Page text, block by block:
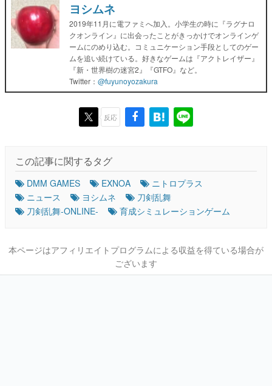
ヨシムネ
2019年11月に電ファミへ加入。小学生の時に『ラグナロ
クオンライン』に出会ったことがきっかけでオンラインゲ
ームにのめり込む。コミュニケーション手段としてのゲー
ムを追い続けている。好きなゲームは『アクトレイザー』
『新・世界樹の迷宮2』『GTFO』など。
Twitter： @fuyunoyozakura
反応
この記事に関するタグ
DMM GAMES EXNOA
ニトロプラス
ニュース
ヨシムネ
刀剣乱舞
刀剣乱舞-ONLINE-
育成シミュレーションゲーム
本ページはアフィリエイトプログラムによる収益を得ている場合が
ございます